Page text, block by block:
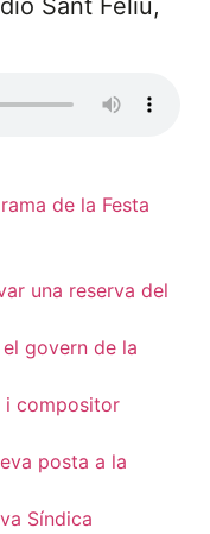
Sant Feliu,
de la Festa
una reserva del
govern de la
i compositor
posta a la
Síndica